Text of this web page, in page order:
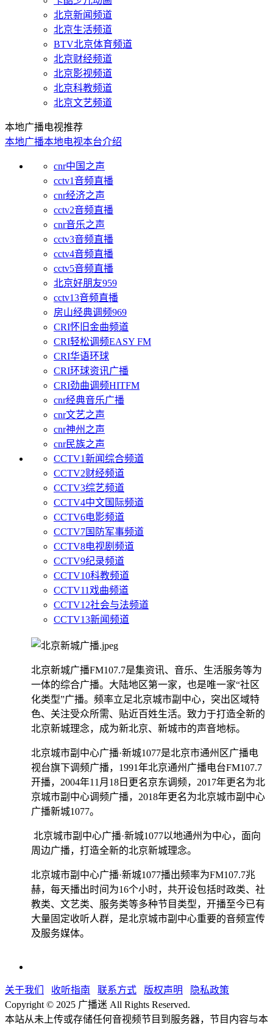
北京新闻频道
北京生活频道
BTV北京体育频道
北京财经频道
北京影视频道
北京科教频道
北京文艺频道
本地广播电视推荐
本地广播本地电视本台介绍
cnr中国之声
cctv1音频直播
cnr经济之声
cctv2音频直播
cnr音乐之声
cctv3音频直播
cctv4音频直播
cctv5音频直播
北京好朋友959
cctv13音频直播
房山经典调频969
CRI怀旧金曲频道
CRI轻松调频EASY FM
CRI华语环球
CRI环球资讯广播
CRI劲曲调频HITFM
cnr经典音乐广播
cnr文艺之声
cnr神州之声
cnr民族之声
CCTV1新闻综合频道
CCTV2财经频道
CCTV3综艺频道
CCTV4中文国际频道
CCTV6电影频道
CCTV7国防军事频道
CCTV8电视剧频道
CCTV9纪录频道
CCTV10科教频道
CCTV11戏曲频道
CCTV12社会与法频道
CCTV13新闻频道
北京新城广播FM107.7是集资讯、音乐、生活服务等为
一体的综合广播。大陆地区第一家，也是唯一家“社区
化类型”广播。频率立足北京城市副中心，突出区域特
色、关注受众所需、贴近百姓生活。致力于打造全新的
北京新城理念，成为新北京、新城市的声音地标。
北京城市副中心广播·新城1077是北京市通州区广播电
视台旗下调频广播，1991年北京通州广播电台FM107.7
开播，2004年11月18日更名京东调频，2017年更名为北
京城市副中心调频广播，2018年更名为北京城市副中心
广播新城1077。
北京城市副中心广播·新城1077以地通州为中心，面向
周边广播，打造全新的北京新城理念。
北京城市副中心广播·新城1077播出频率为FM107.7兆
赫，每天播出时间为16个小时，共开设包括时政类、社
教类、文艺类、服务类等多种节目类型，开播至今已有
大量固定收听人群，是北京城市副中心重要的音频宣传
及服务媒体。
关于我们 收听指南 联系方式 版权声明
隐私政策
Copyright © 2025 广播迷 All Rights Reserved.
本站从未上传或存储任何音视频节目到服务器，节目内容与本